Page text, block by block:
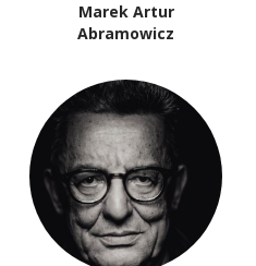
Marek Artur
Abramowicz